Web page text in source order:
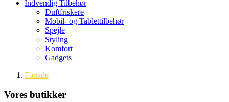
Indvendig Tilbehør
Duftfriskere
Mobil- og Tablettilbehør
Spejle
Styling
Komfort
Gadgets
Forside
Vores butikker